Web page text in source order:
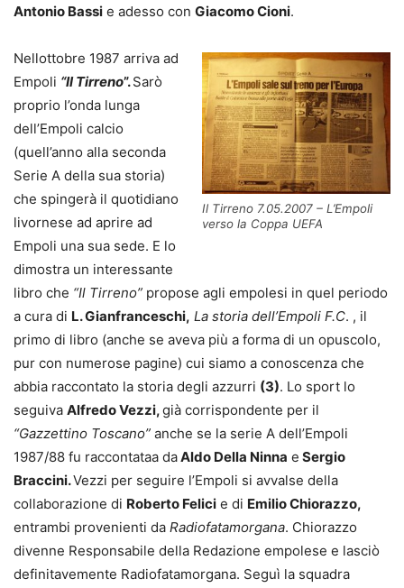
Antonio Bassi e adesso con Giacomo Cioni.
Il Tirreno 7.05.2007 – L’Empoli
verso la Coppa UEFA
Nellottobre 1987 arriva ad
Empoli “Il Tirreno”.Sarò
proprio l’onda lunga
dell’Empoli calcio
(quell’anno alla seconda
Serie A della sua storia)
che spingerà il quotidiano
livornese ad aprire ad
Empoli una sua sede. E lo
dimostra un interessante
libro che “Il Tirreno” propose agli empolesi in quel periodo
a cura di L. Gianfranceschi, La storia dell’Empoli F.C. , il
primo di libro (anche se aveva più a forma di un opuscolo,
pur con numerose pagine) cui siamo a conoscenza che
abbia raccontato la storia degli azzurri (3). Lo sport lo
seguiva Alfredo Vezzi,già corrispondente per il
“Gazzettino Toscano” anche se la serie A dell’Empoli
1987/88 fu raccontataa daAldo Della Ninna e Sergio
Braccini.Vezzi per seguire l’Empoli si avvalse della
collaborazione di Roberto Felici e di Emilio Chiorazzo,
entrambi provenienti da Radiofatamorgana. Chiorazzo
divenne Responsabile della Redazione empolese e lasciò
definitavemente Radiofatamorgana. Seguì la squadra